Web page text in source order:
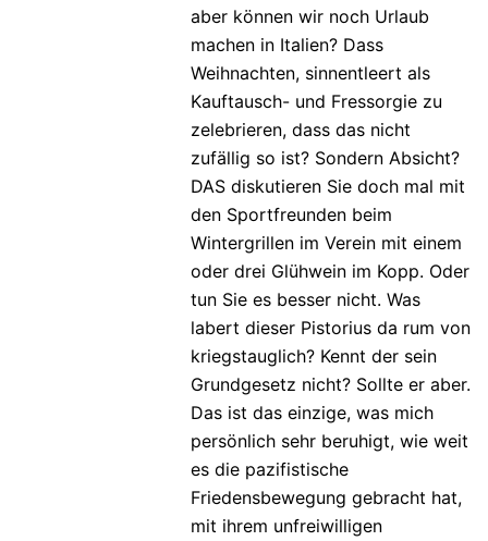
aber können wir noch Urlaub
machen in Italien? Dass
Weihnachten, sinnentleert als
Kauftausch- und Fressorgie zu
zelebrieren, dass das nicht
zufällig so ist? Sondern Absicht?
DAS diskutieren Sie doch mal mit
den Sportfreunden beim
Wintergrillen im Verein mit einem
oder drei Glühwein im Kopp. Oder
tun Sie es besser nicht. Was
labert dieser Pistorius da rum von
kriegstauglich? Kennt der sein
Grundgesetz nicht? Sollte er aber.
Das ist das einzige, was mich
persönlich sehr beruhigt, wie weit
es die pazifistische
Friedensbewegung gebracht hat,
mit ihrem unfreiwilligen